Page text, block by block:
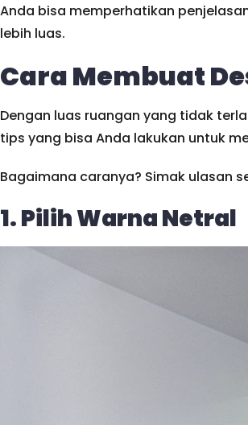
Anda bisa memperhatikan
lebih luas.
Cara Membuat
Dengan luas ruangan yang tidak
tips yang bisa Anda lakukan untuk
Bagaimana caranya? Simak ulasan
1. Pilih Warna Netral